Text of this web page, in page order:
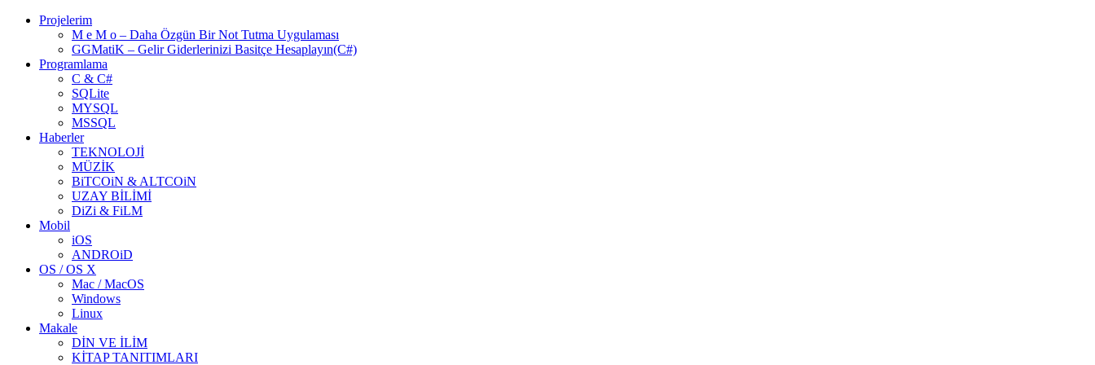
Projelerim
M e M o – Daha Özgün Bir Not Tutma Uygulaması
GGMatiK – Gelir Giderlerinizi Basitçe Hesaplayın(C#)
Programlama
C & C#
SQLite
MYSQL
MSSQL
Haberler
TEKNOLOJİ
MÜZİK
BiTCOiN & ALTCOiN
UZAY BİLİMİ
DiZi & FiLM
Mobil
iOS
ANDROiD
OS / OS X
Mac / MacOS
Windows
Linux
Makale
DİN VE İLİM
KİTAP TANITIMLARI